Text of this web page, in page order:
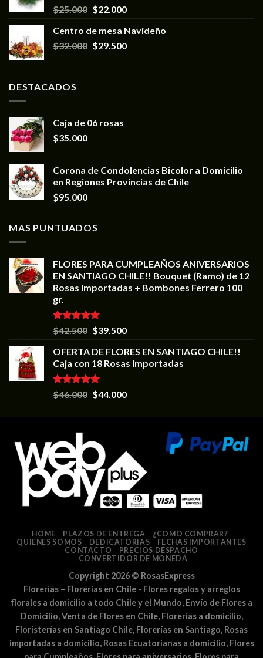
$25.000 $22.000
Centro de mesa Navideño
$32.000 $29.500
DESTACADOS
Caja de 06 rosas
$35.000
Corona de Condolencias Bicolor a Domicilio
en Regiones Provincias de Chile
$95.000
MAS PUNTUADOS
FLORES PARA CUMPLEAÑOS ANIVERSARIOS
EN SANTIAGO CHILE!! Bouquet (Ramo) de 12
Rosas Importadas + Bombones Ferrero 100
gr.
Valorado en
5.00
$42.500 $39.500
OFERTA DE FLORES EN SANTIAGO CHILE!!
Caja con 18 Rosas Importadas
Valorado en
5.00
$46.000 $44.000
HOME PLAZOS DE ENTREGA
¿COMO COMPRAR?
QUIENES SOMOS
DEDICATORIAS
FECHAS IMPORTANTES
CONTACTO
PRECIOS DESPACHO
CONVERTIDOR DE MONEDA
Copyright 2026 © RosasExpress
Florerías – Florerías en Chile - Flores regalos y arreglos
florales a domicilio a todo Chile y el Mundo, Envío de Flores a
Domicilio, Venta de Flores en Chile, Florerías a domicilio,
Floristerías en Santiago Chile, Florerías en Santiago, Rosas
importadas a domicilio, Rosas Ecuatorianas a domicilio, Flores